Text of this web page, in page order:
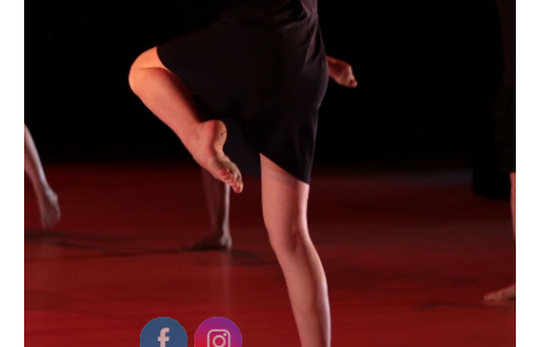
799 782